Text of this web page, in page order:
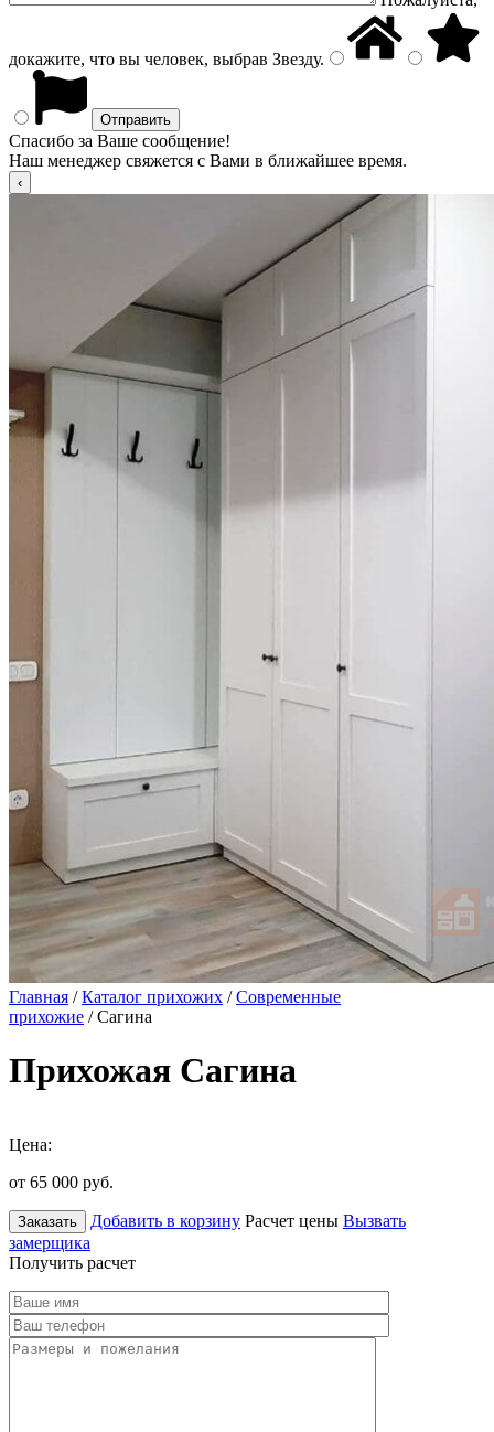
докажите, что вы человек, выбрав Звезду.
Спасибо за Ваше сообщение!
Наш менеджер свяжется с Вами в ближайшее время.
Главная /Каталог прихожих /Современные
прихожие / Сагина
Прихожая Сагина
Цена:
от 65 000 руб.
Заказать Добавить в корзину Расчет цены Вызвать
замерщика
Получить расчет